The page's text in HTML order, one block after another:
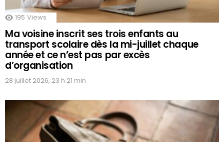
195 Views
Ma voisine inscrit ses trois enfants au
transport scolaire dès la mi-juillet chaque
année et ce n’est pas par excès
d’organisation
28 juillet 2026, 23 h 21 min